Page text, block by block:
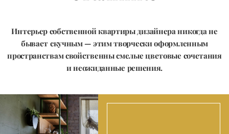
Интерьер собственной квартиры дизайнера никогда не
бывает скучным — этим творчески оформленным
пространствам свойственны смелые цветовые сочетания
и неожиданные решения.